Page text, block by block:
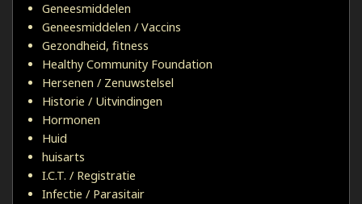
Geneesmiddelen
Geneesmiddelen / Vaccins
Gezondheid, fitness
Healthy Community Foundation
Hersenen / Zenuwstelsel
Historie / Uitvindingen
Hormonen
Huid
huisarts
I.C.T. / Registratie
Infectie / Parasitair